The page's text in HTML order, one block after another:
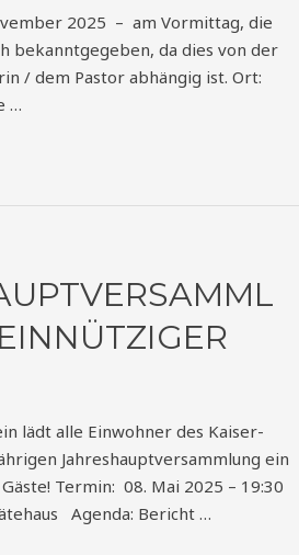
2025 – am Vormittag, die
bekanntgegeben, da dies von der
/ dem Pastor abhängig ist. Ort:
…
lädt alle Einwohner des Kaiser-
Jahreshauptversammlung ein
Termin: 08. Mai 2025 – 19:30
Agenda: Bericht …